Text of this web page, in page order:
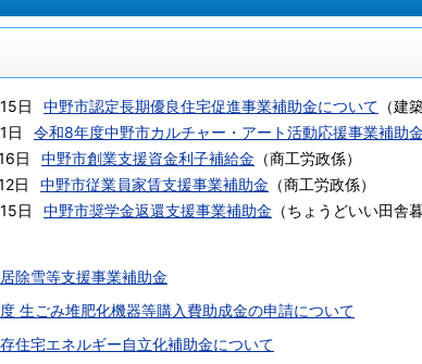
日 中野市認定長期優良住宅促進事業補助金について （建
日
令和8年度中野市カルチャー・アート活動応援事業補助
日
中野市創業支援資金利子補給金 （商工労政係）
日
中野市従業員家賃支援事業補助金 （商工労政係）
日
中野市奨学金返還支援事業補助金 （ちょうどいい田舎
除雪等支援事業補助金
生ごみ堆肥化機器等購入費助成金の申請について
住宅エネルギー自立化補助金について